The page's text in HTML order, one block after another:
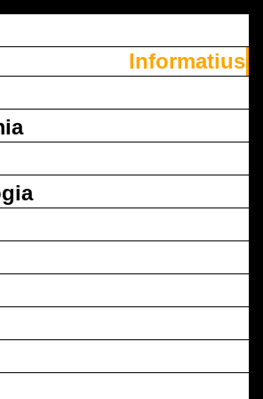
Informatius